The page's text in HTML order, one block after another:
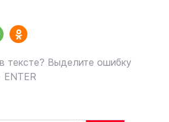
тексте? Выделите ошибку